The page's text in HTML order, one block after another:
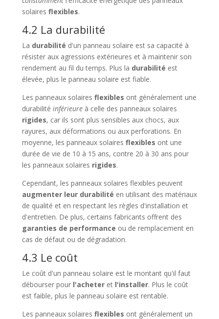
solaires flexibles.
4.2 La durabilité
La durabilité d'un panneau solaire est sa capacité à
résister aux agressions extérieures et à maintenir son
rendement au fil du temps. Plus la durabilité est
élevée, plus le panneau solaire est fiable.
Les panneaux solaires flexibles ont généralement une
durabilité inférieureà celle des panneaux solaires
rigides, car ils sont plus sensibles aux chocs, aux
rayures, aux déformations ou aux perforations. En
moyenne, les panneaux solaires flexibles ont une
durée de vie de 10 à 15 ans, contre 20 à 30 ans pour
les panneaux solaires rigides.
Cependant, les panneaux solaires flexibles peuvent
augmenter leur durabilité en utilisant des matériaux
de qualité et en respectant les règles d'installation et
d'entretien. De plus, certains fabricants offrent des
garanties de performance ou de remplacement en
cas de défaut ou de dégradation.
4.3 Le coût
Le coût d'un panneau solaire est le montant qu'il faut
débourser pour l'acheteret l'installer. Plus le coût
est faible, plus le panneau solaire est rentable.
Les panneaux solaires flexibles ont généralement un